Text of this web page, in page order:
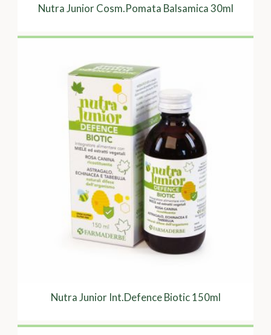
Nutra Junior Cosm.Pomata Balsamica 30ml
Nutra Junior Int.Defence Biotic 150ml